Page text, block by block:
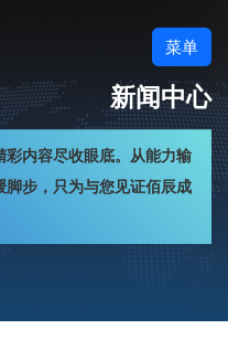
菜单
新闻中心
内容尽收眼底。从能力输
脚步，只为与您见证佰辰成